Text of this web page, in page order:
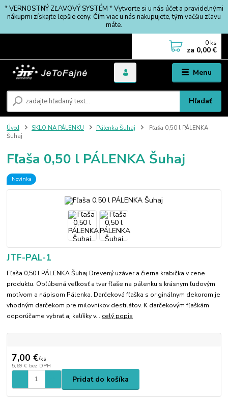
* VERNOSTNÝ ZĽAVOVÝ SYSTÉM * Vytvorte si u nás účet a pravidelnými
nákupmi získajte lepšie ceny. Čím viac u nás nakupujete, tým väčšiu zľavu
máte.
Menu
Hľadať
0 ks
za 0,00 €
Úvod SKLO NA PÁLENKU Pálenka Šuhaj
Fľaša 0,50 l PÁLENKA
Šuhaj
Fľaša 0,50 l PÁLENKA Šuhaj
Novinka
JTF-PAL-1
Fľaša 0,50 l PÁLENKA Šuhaj Drevený uzáver a čierna krabička v cene
produktu. Obľúbená veľkosť a tvar fľaše na pálenku s krásnym ľudovým
motívom a nápisom Pálenka. Darčeková fľaška s originálnym dekorom je
vhodným darčekom pre milovníkov destilátov. K darčekovým fľaškám
odporúčame vybrať aj kalíšky v... celý popis
7,00 €/ks
5,69 € bez DPH
Pridať do košíka